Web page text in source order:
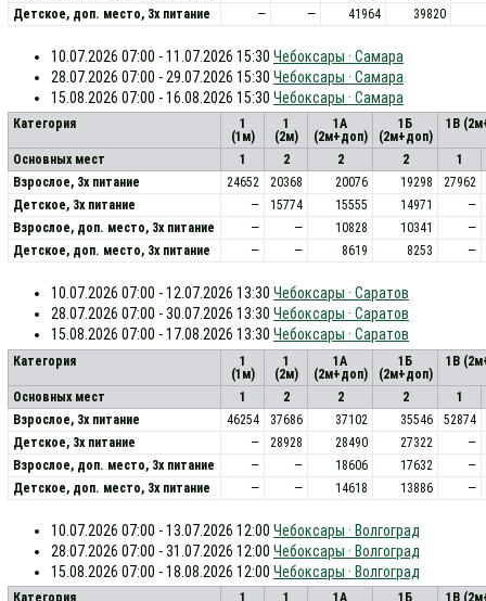
Детское, доп. место, 3x питание
— — 41964 39820
10.07.2026 07:00 - 11.07.2026 15:30 Чебоксары · Самара
28.07.2026 07:00 - 29.07.2026 15:30 Чебоксары · Самара
15.08.2026 07:00 - 16.08.2026 15:30 Чебоксары · Самара
Категория
1
(1м)
1
(2м)
1А
(2м+доп)
1Б
(2м+доп)
1В
Основных мест 1 2 2 2
1
Взрослое, 3х питание
24652 20368 20076 19298
27962
Детское, 3х питание
— 15774 15555 14971
—
Взрослое, доп. место, 3x питание
— — 10828 10341
—
Детское, доп. место, 3x питание
— — 8619 8253 —
10.07.2026 07:00 - 12.07.2026 13:30 Чебоксары · Саратов
28.07.2026 07:00 - 30.07.2026 13:30 Чебоксары · Саратов
15.08.2026 07:00 - 17.08.2026 13:30 Чебоксары · Саратов
Категория
1
(1м)
1
(2м)
1А
(2м+доп)
1Б
(2м+доп)
1В
Основных мест 1 2 2 2
1
Взрослое, 3х питание
46254 37686 37102 35546
52874
Детское, 3х питание
— 28928 28490 27322
—
Взрослое, доп. место, 3x питание
— — 18606 17632
—
Детское, доп. место, 3x питание
— — 14618 13886 —
10.07.2026 07:00 - 13.07.2026 12:00 Чебоксары · Волгоград
28.07.2026 07:00 - 31.07.2026 12:00 Чебоксары · Волгоград
15.08.2026 07:00 - 18.08.2026 12:00 Чебоксары · Волгоград
Категория 1 1 1А 1Б 1В